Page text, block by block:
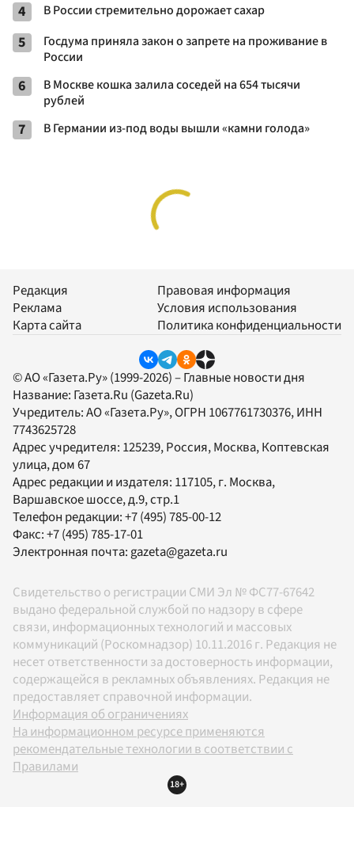
4 В России стремительно дорожает сахар
5
Госдума приняла закон о запрете на проживание в
России
6
В Москве кошка залила соседей на 654 тысячи
рублей
7 В Германии из-под воды вышли «камни голода»
Редакция
Реклама
Карта сайта
Правовая информация
Условия использования
Политика конфиденциальности
© АО «Газета.Ру» (1999-2026) – Главные новости дня
Название: Газета.Ru (Gazeta.Ru)
Учредитель:АО «Газета.Ру», ОГРН 1067761730376, ИНН
7743625728
Адрес учредителя: 125239, Россия, Москва, Коптевская
улица, дом 67
Адрес редакции и издателя: 117105, г. Москва,
Варшавское шоссе, д.9, стр.1
Телефон редакции:+7 (495) 785-00-12
Факс:+7 (495) 785-17-01
Электронная почта:gazeta@gazeta.ru
Свидетельство о регистрации СМИ Эл № ФС77-67642
выдано федеральной службой по надзору в сфере
связи, информационных технологий и массовых
коммуникаций (Роскомнадзор) 10.11.2016 г. Редакция не
несет ответственности за достоверность информации,
содержащейся в рекламных объявлениях. Редакция не
предоставляет справочной информации.
Информация об ограничениях
На информационном ресурсе применяются
рекомендательные технологии в соответствии с
Правилами
18+